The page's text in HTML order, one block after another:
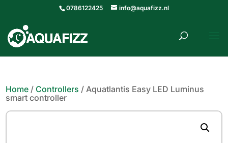
0786122425 info@aquafizz.nl
Home / Controllers / Aquatlantis Easy LED Luminus
smart controller